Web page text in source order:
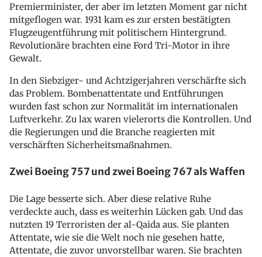
Premierminister, der aber im letzten Moment gar nicht
mitgeflogen war. 1931 kam es zur ersten bestätigten
Flugzeugentführung mit politischem Hintergrund.
Revolutionäre brachten eine Ford Tri-Motor in ihre
Gewalt.
In den Siebziger- und Achtzigerjahren verschärfte sich
das Problem. Bombenattentate und Entführungen
wurden fast schon zur Normalität im internationalen
Luftverkehr. Zu lax waren vielerorts die Kontrollen. Und
die Regierungen und die Branche reagierten mit
verschärften Sicherheitsmaßnahmen.
Zwei Boeing 757 und zwei Boeing 767 als Waffen
Die Lage besserte sich. Aber diese relative Ruhe
verdeckte auch, dass es weiterhin Lücken gab. Und das
nutzten 19 Terroristen der al-Qaida aus. Sie planten
Attentate, wie sie die Welt noch nie gesehen hatte,
Attentate, die zuvor unvorstellbar waren. Sie brachten